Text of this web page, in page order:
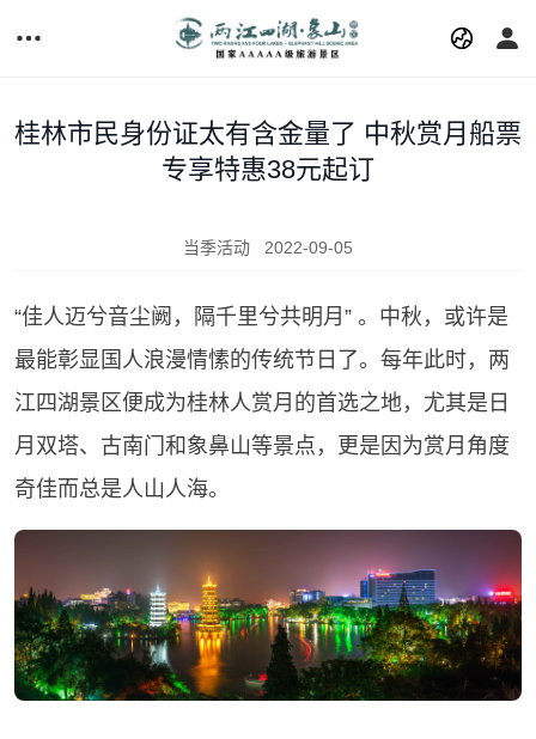
桂林市民身份证太有含金量了 中秋赏月船票
专享特惠38元起订
当季活动 2022-09-05
“佳人迈兮音尘阙，隔千里兮共明月” 。中秋，或许是
最能彰显国人浪漫情愫的传统节日了。每年此时，两
江四湖景区便成为桂林人赏月的首选之地，尤其是日
月双塔、古南门和象鼻山等景点，更是因为赏月角度
奇佳而总是人山人海。